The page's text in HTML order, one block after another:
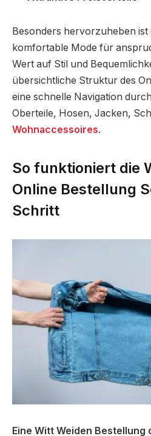
Besonders hervorzuheben ist
komfortable Mode für
Wert auf Stil und
übersichtliche Struktur des
eine schnelle Navigation
Oberteile, Hosen, Jacken,
Wohnaccessoires.
So funktioniert die
Online Bestellung
Schritt
Eine Witt Weiden Bestellung